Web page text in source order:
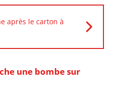
après le carton à
une bombe sur